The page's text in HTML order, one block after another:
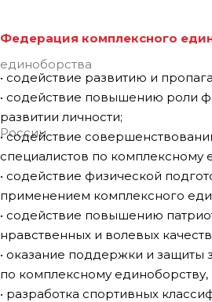
Федерация комплексного
• содействие развитию и
• содействие повышению роли
развитии личности;
• содействие
специалистов по комплексному
• содействие физической
применением комплексного
• содействие повышению
нравственных и волевых
• оказание поддержки и
по комплексному
• разработка спортивных